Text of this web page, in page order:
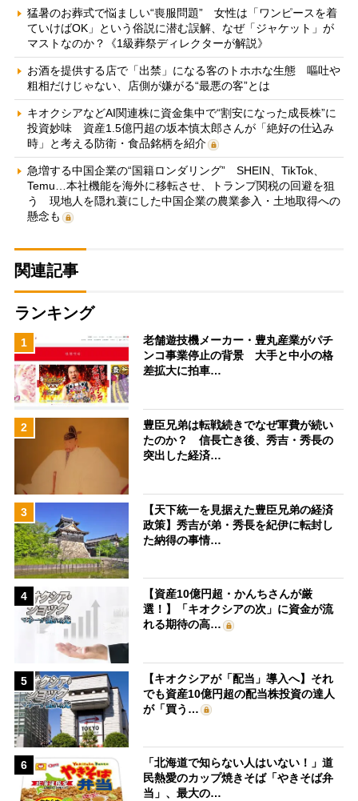
猛暑のお葬式で悩ましい“喪服問題” 女性は「ワンピースを着
ていけばOK」という俗説に潜む誤解、なぜ「ジャケット」が
マストなのか？《1級葬祭ディレクターが解説》
お酒を提供する店で「出禁」になる客のトホホな生態 嘔吐や
粗相だけじゃない、店側が嫌がる“最悪の客”とは
キオクシアなどAI関連株に資金集中で“割安になった成長株”に
投資妙味 資産1.5億円超の坂本慎太郎さんが「絶好の仕込み
時」と考える防衛・食品銘柄を紹介
急増する中国企業の“国籍ロンダリング” SHEIN、TikTok、
Temu…本社機能を海外に移転させ、トランプ関税の回避を狙
う 現地人を隠れ蓑にした中国企業の農業参入・土地取得への
懸念も
関連記事
ランキング
1
老舗遊技機メーカー・豊丸産業がパチ
ンコ事業停止の背景 大手と中小の格
差拡大に拍車…
2
豊臣兄弟は転戦続きでなぜ軍費が続い
たのか？ 信長亡き後、秀吉・秀長の
突出した経済…
3
【天下統一を見据えた豊臣兄弟の経済
政策】秀吉が弟・秀長を紀伊に転封し
た納得の事情…
4
【資産10億円超・かんちさんが厳
選！】「キオクシアの次」に資金が流
れる期待の高…
5
【キオクシアが「配当」導入へ】それ
でも資産10億円超の配当株投資の達人
が「買う…
6
「北海道で知らない人はいない！」道
民熱愛のカップ焼きそば「やきそば弁
当」、最大の…